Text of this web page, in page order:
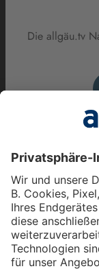
Die allgäu.tv
Das